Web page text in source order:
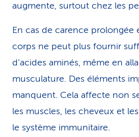
augmente, surtout chez les
En cas de carence prolongée
corps ne peut plus fournir
d’acides aminés, même en
musculature. Des éléments
manquent. Cela affecte non
les muscles, les cheveux et
le système immunitaire.